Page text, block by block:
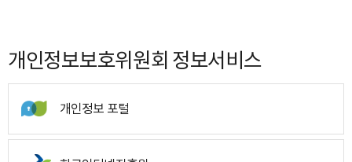
개인정보보호위원회 정보서비스
개인정보 포털